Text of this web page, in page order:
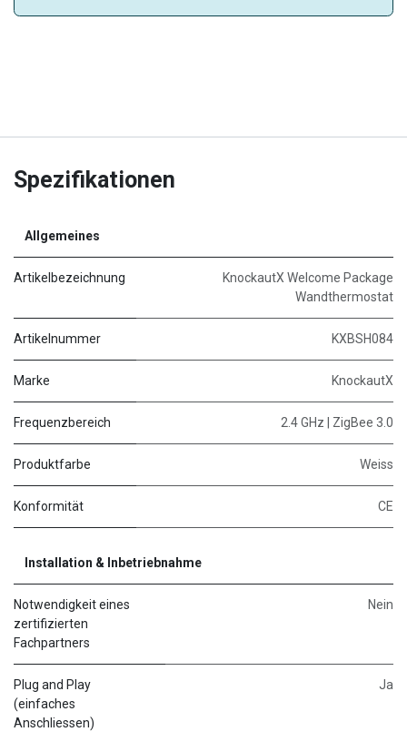
Spezifikationen
Allgemeines
Artikelbezeichnung
KnockautX Welcome Package
Wandthermostat
Artikelnummer KXBSH084
Marke KnockautX
Frequenzbereich 2.4 GHz | ZigBee 3.0
Produktfarbe Weiss
Konformität CE
Installation & Inbetriebnahme
Notwendigkeit eines
zertifizierten
Fachpartners
Nein
Plug and Play
(einfaches
Anschliessen)
Ja